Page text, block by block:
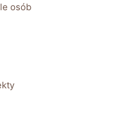
osób